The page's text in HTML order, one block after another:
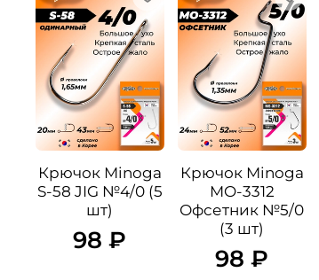
Крючок Minoga
S-58 JIG №4/0 (5
шт)
98 ₽
Крючок Minoga
MO-3312
Офсетник №5/0
(3 шт)
98 ₽